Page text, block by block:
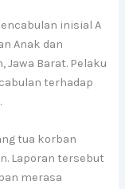
inisial A
Anak dan
Barat. Pelaku
terhadap
tua korban
Laporan tersebut
merasa